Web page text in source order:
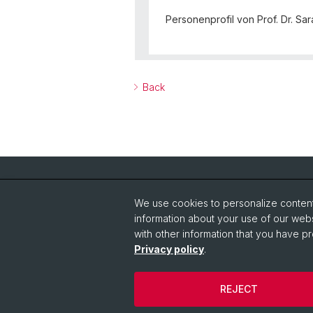
Personenprofil von Prof. Dr.
Back
IT-Service Center JBH
News-Ticker
Events
© University of Basel Legal notice
We use cookies to personalize
information about your use of our
with other information that you have
Privacy policy.
REJECT